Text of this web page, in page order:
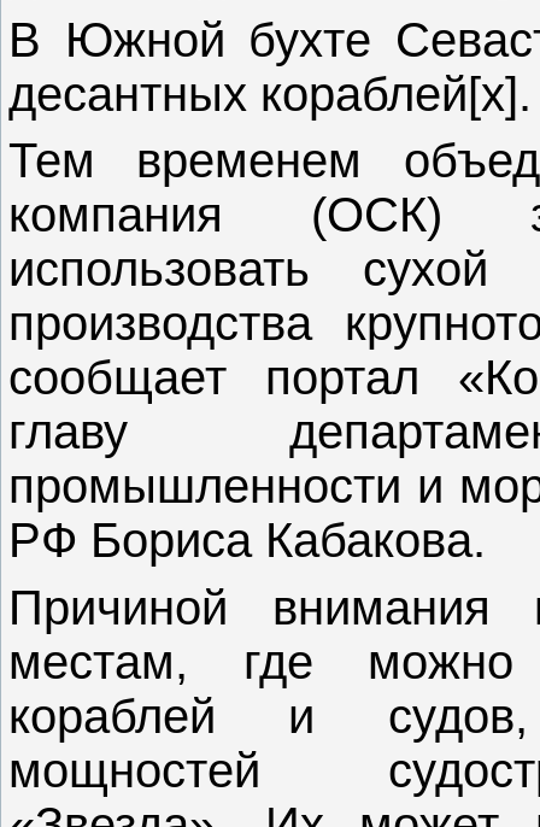
В Южной бухте
десантных кораблей[x].
Тем временем
компания (ОСК)
использовать
производства
сообщает портал
главу
промышленности и
РФ Бориса Кабакова.
Причиной
местам, где можно
кораблей и судов,
мощностей